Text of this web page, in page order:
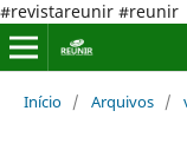
#revistareunir #reunir
Início / Arquivos /